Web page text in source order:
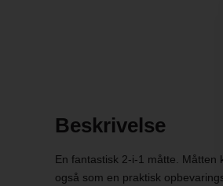
Beskrivelse
En fantastisk 2-i-1 måtte. Måtten
også som en praktisk